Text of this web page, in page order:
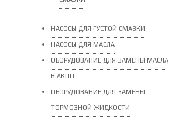
НАСОСЫ ДЛЯ ГУСТОЙ СМАЗКИ
НАСОСЫ ДЛЯ МАСЛА
ОБОРУДОВАНИЕ ДЛЯ ЗАМЕНЫ МАСЛА
В АКПП
ОБОРУДОВАНИЕ ДЛЯ ЗАМЕНЫ
ТОРМОЗНОЙ ЖИДКОСТИ